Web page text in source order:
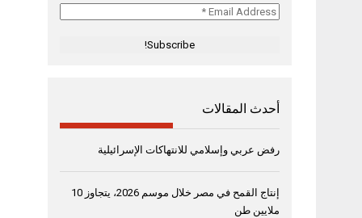
Email
أحدث المقالات
رفض عربي وإسلامي للانتهاكات الإسرائيلية
إنتاج القمح في مصر خلال موسم 2026، يتجاوز 10
ملايين طن